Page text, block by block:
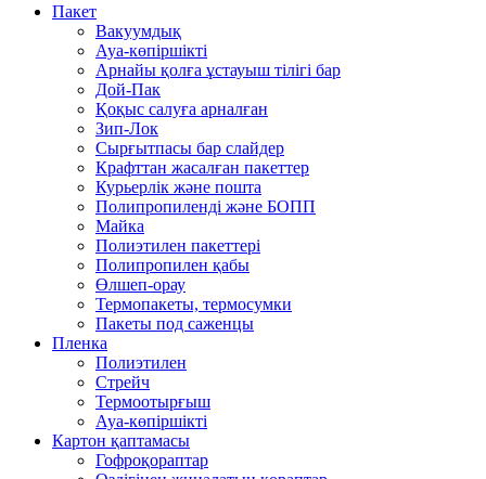
Пакет
Вакуумдық
Ауа-көпіршікті
Арнайы қолға ұстауыш тілігі бар
Дой-Пак
Қоқыс салуға арналған
Зип-Лок
Сырғытпасы бар слайдер
Крафттан жасалған пакеттер
Курьерлік және пошта
Полипропиленді және БОПП
Майка
Полиэтилен пакеттері
Полипропилен қабы
Өлшеп-орау
Термопакеты, термосумки
Пакеты под саженцы
Пленка
Полиэтилен
Стрейч
Термоотырғыш
Ауа-көпіршікті
Картон қаптамасы
Гофроқораптар